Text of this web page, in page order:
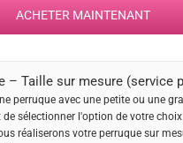
ACHETER MAINTENANT
– Taille sur mesure (service
perruque avec une petite ou une
sélectionner l'option de votre
réaliserons votre perruque sur